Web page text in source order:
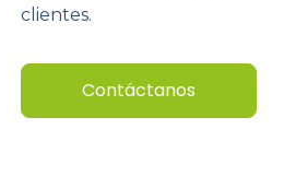
clientes.
Contáctanos